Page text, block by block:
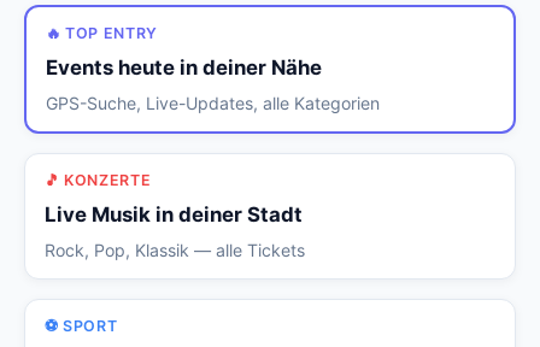
🔥 TOP ENTRY
Events heute in deiner Nähe
GPS-Suche, Live-Updates, alle Kategorien
🎵 KONZERTE
Live Musik in deiner Stadt
Rock, Pop, Klassik — alle Tickets
⚽ SPORT